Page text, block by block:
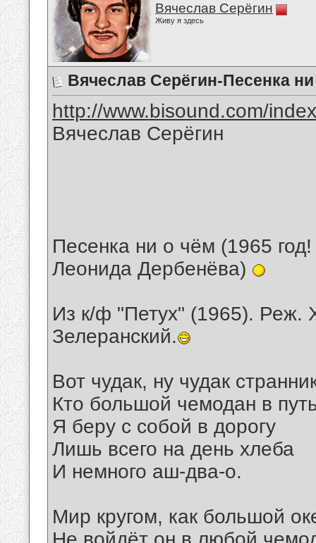
Вячеслав Серёгин
Живу я здесь
Вячеслав Серёгин-Песенка
http://www.bisound.com/
Вячеслав Серёгин
Песенка ни о чём (1965
Леонида Дербенёва)
Из к/ф "Петух" (1965). Реж.
Зелеранский.
Вот чудак, ну чудак
Кто большой чемодан в
Я беру с собой в дорогу
Лишь всего на день хлеба
И немного аш-два-о.
Мир кругом, как большой